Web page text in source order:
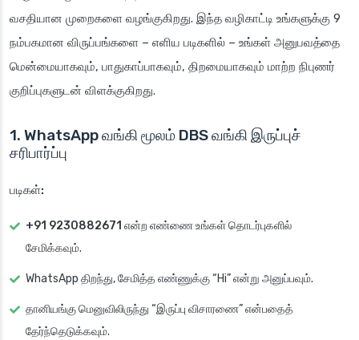
வசதியான முறைகளை வழங்குகிறது. இந்த வழிகாட்டி உங்களுக்கு 9
நம்பகமான விருப்பங்களை – எளிய படிகளில் – உங்கள் அனுபவத்தை
மென்மையாகவும், பாதுகாப்பாகவும், திறமையாகவும் மாற்ற நிபுணர்
குறிப்புகளுடன் விளக்குகிறது.
1. WhatsApp வங்கி மூலம் DBS வங்கி இருப்புச்
சரிபார்ப்பு
படிகள்:
+91 9230882671 என்ற எண்ணை உங்கள் தொடர்புகளில்
சேமிக்கவும்.
WhatsApp திறந்து, சேமித்த எண்ணுக்கு “Hi” என்று அனுப்பவும்.
தானியங்கு மெனுவிலிருந்து “இருப்பு விசாரணை” என்பதைத்
தேர்ந்தெடுக்கவும்.